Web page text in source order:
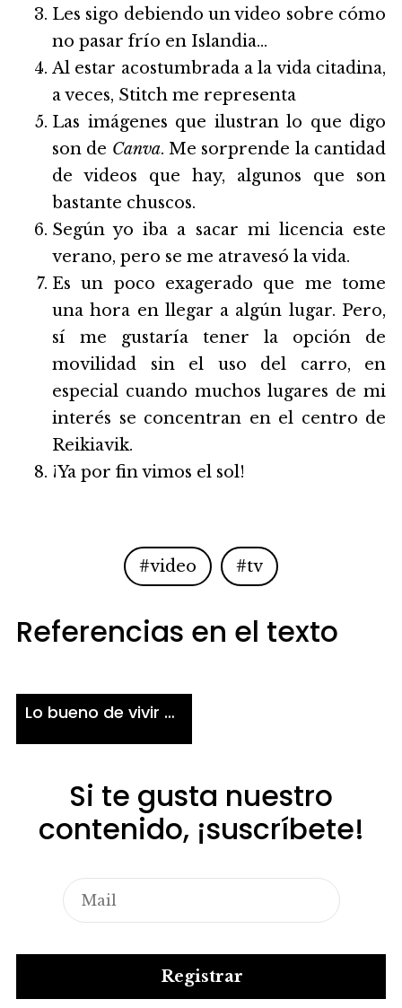
Les sigo debiendo un video sobre cómo
no pasar frío en Islandia…
Al estar acostumbrada a la vida citadina,
a veces, Stitch me representa
Las imágenes que ilustran lo que digo
son de Canva. Me sorprende la cantidad
de videos que hay, algunos que son
bastante chuscos.
Según yo iba a sacar mi licencia este
verano, pero se me atravesó la vida.
Es un poco exagerado que me tome
una hora en llegar a algún lugar. Pero,
sí me gustaría tener la opción de
movilidad sin el uso del carro, en
especial cuando muchos lugares de mi
interés se concentran en el centro de
Reikiavik.
¡Ya por fin vimos el sol!
#video #tv
Referencias en el texto
Lo bueno de vivir en Islandia
Si te gusta nuestro
contenido, ¡suscríbete!
Registrar